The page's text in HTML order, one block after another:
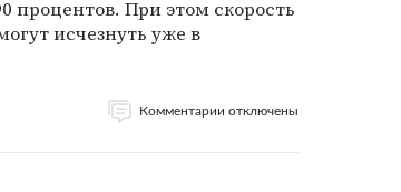
процентов. При этом скорость
исчезнуть уже в
Комментарии отключены